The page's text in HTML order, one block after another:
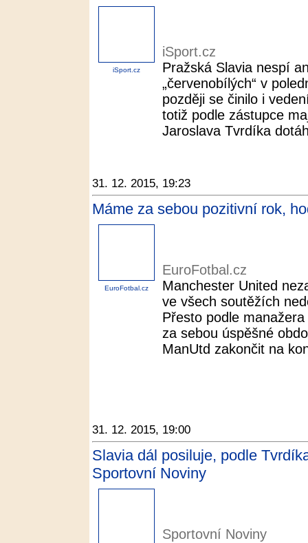
iSport.cz
iSport.cz
Pražská Slavia nespí
„červenobílých“ v
později se činilo i
totiž podle zástupce
Jaroslava Tvrdíka
31. 12. 2015, 19:23
Máme za sebou pozitivní rok,
EuroFotbal.cz
EuroFotbal.cz
Manchester United
ve všech soutěžích
Přesto podle
za sebou úspěšné
ManUtd zakončit na
31. 12. 2015, 19:00
Slavia dál posiluje, podle
Sportovní Noviny
Sportovní Noviny